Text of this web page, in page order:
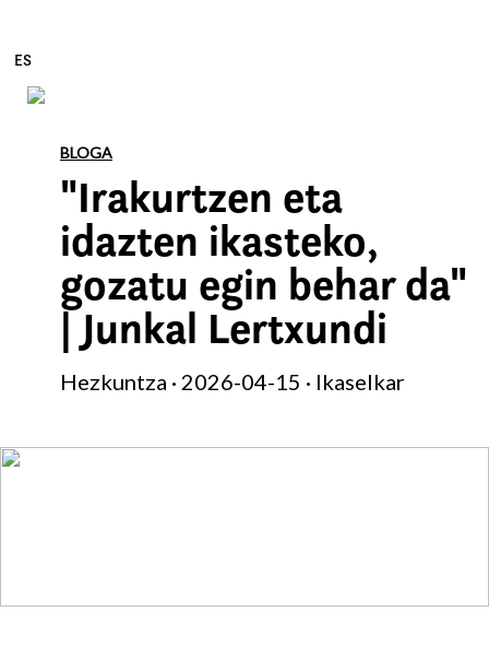
Edukira zuzenean joan
ES
BLOGA
"Irakurtzen eta
idazten ikasteko,
gozatu egin behar da"
| Junkal Lertxundi
Hezkuntza · 2026-04-15 · Ikaselkar